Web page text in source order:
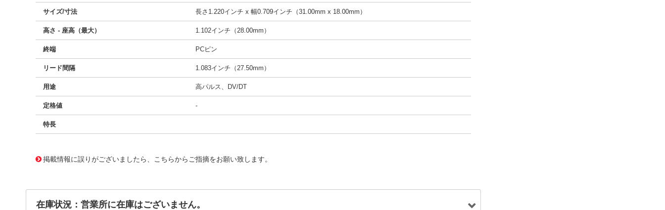
サイズ/寸法 長さ1.220インチ x 幅0.709インチ（31.00mm x 18.00mm）
高さ - 座高（最大） 1.102インチ（28.00mm）
終端 PCピン
リード間隔 1.083インチ（27.50mm）
用途 高パルス、DV/DT
定格値 -
特長
掲載情報に誤りがございましたら、こちらからご指摘をお願い致します。
在庫状況：営業所に在庫はございません。